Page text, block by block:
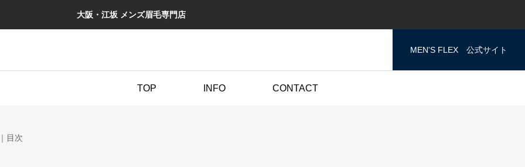
大阪・江坂 メンズ眉毛専門店
MEN'S FLEX 公式サイト
TOP INFO CONTACT
目次